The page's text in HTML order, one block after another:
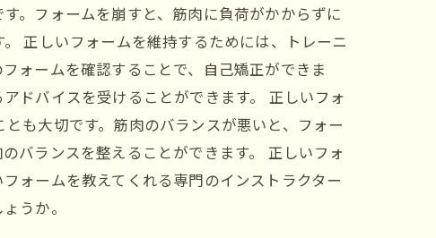
。フォームを崩すと、筋肉に負荷がかからずに
正しいフォームを維持するためには、トレーニ
ォームを確認することで、自己矯正ができま
ドバイスを受けることができます。 正しいフォ
も大切です。筋肉のバランスが悪いと、フォー
バランスを整えることができます。 正しいフォ
ォームを教えてくれる専門のインストラクター
うか。